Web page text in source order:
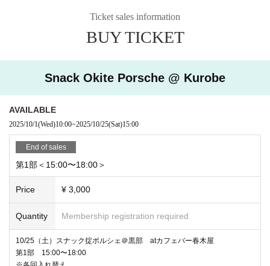
Ticket sales information
BUY TICKET
Snack Okite Porsche @ Kurobe
AVAILABLE
2025/10/1(Wed)10:00~2025/10/25(Sat)15:00
End of sales
第1部＜15:00〜18:00＞
Price ¥ 3,000
Quantity Membership registration required
10/25（土）スナック掟ポルシェ＠黒部 atカフェバー春木屋
第1部 15:00〜18:00